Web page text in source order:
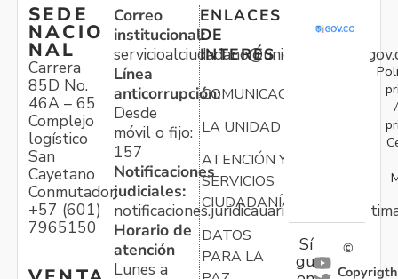
SEDE
NACIO
NAL
Carrera
85D No.
46A – 65
Complejo
logístico
San
Cayetano
Conmutador:
+57 (601)
7965150
Correo
institucional:
Línea
anticorrupción:
Desde
móvil o fijo:
157
Notificaciones
judiciales:
Horario de
atención
Lunes a
ENLACES
DE
INTERÉS
COMUNICACIONES
LA UNIDAD
ATENCIÓN Y
SERVICIOS
CIUDADANÍA
DATOS
PARA LA
Sí
gu
©
Copyrigth